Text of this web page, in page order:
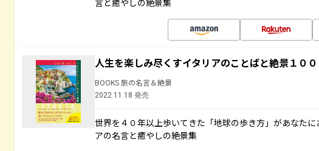
言と癒やしの絶景集
人生を楽しみ尽くすイタリアのことばと絶景１００
BOOKS 旅の名言＆絶景
2022.11.18 発売
世界を４０年以上歩いてきた「地球の歩き方」があなた
アの名言と癒やしの絶景集